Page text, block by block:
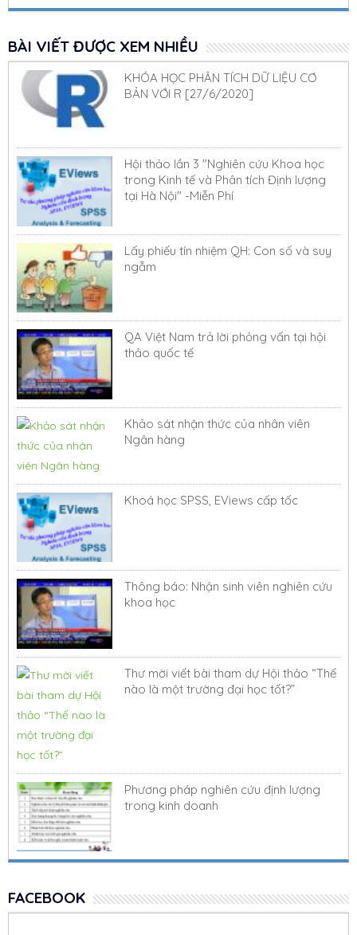
BÀI VIẾT ĐƯỢC XEM NHIỀU
KHÓA HỌC PHÂN TÍCH DỮ LIỆU CƠ
BẢN VỚI R [27/6/2020]
Hội thảo lần 3 "Nghiên cứu Khoa học
trong Kinh tế và Phân tích Định lượng
tại Hà Nội" -Miễn Phí
Lấy phiếu tín nhiệm QH: Con số và suy
ngẫm
QA Việt Nam trả lời phỏng vấn tại hội
thảo quốc tế
Khảo sát nhận thức của nhân viên
Ngân hàng
Khoá học SPSS, EViews cấp tốc
Thông báo: Nhận sinh viên nghiên cứu
khoa học
Thư mời viết bài tham dự Hội thảo “Thế
nào là một trường đại học tốt?”
Phương pháp nghiên cứu định lượng
trong kinh doanh
FACEBOOK